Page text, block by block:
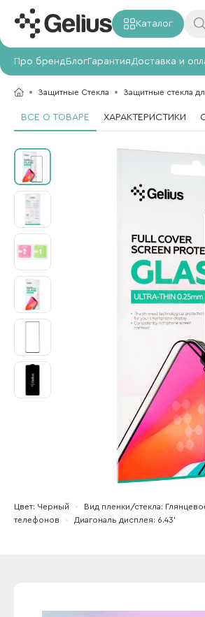
Каталог
Про брендБлогГарантия Доставка и
Защитные Стекла Защитные стекла
ВСЕ О ТОВАРЕ ХАРАКТЕРИСТИКИ
Цвет Черный Вид пленки/стекла
телефонов
Диагональ дисплея 6.43'